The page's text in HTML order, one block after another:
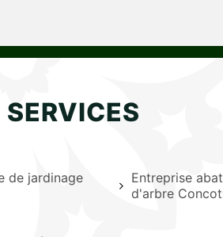
de jardinage
Entreprise
d'arbre